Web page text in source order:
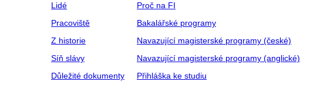
Lidé
Pracoviště
Z historie
Síň slávy
Důležité dokumenty
Proč na FI
Bakalářské programy
Navazující magisterské programy (české)
Navazující magisterské programy (anglické)
Přihláška ke studiu